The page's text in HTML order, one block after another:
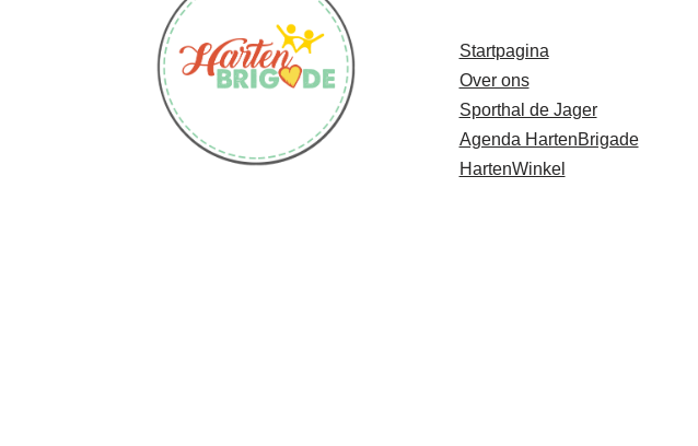
Startpagina
Over ons
Sporthal de Jager
Agenda HartenBrigade
HartenWinkel